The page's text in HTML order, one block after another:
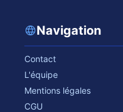
Navigation
Contact
L'équipe
Mentions légales
CGU